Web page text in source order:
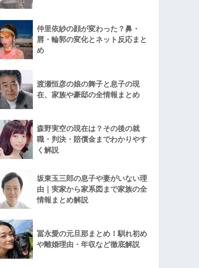
仲里依紗の顔が変わった？鼻・
唇・輪郭の変化とネット反応まと
め
渡瀬恒彦の娘の舞子と息子の現
在、家族や豪邸の全情報まとめ
森野実空の現在は？その後の就
職・判決・賠償金までわかりやす
く解説
坂東玉三郎の息子や妻がいない理
由｜実家から家系図まで家族の全
情報まとめ解説
冨永愛の元旦那まとめ！馴れ初め
や離婚理由・年収など徹底解説